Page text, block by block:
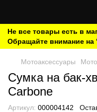
Не все товары есть в
Обращайте внимание на
Мотоаксессуары
Сумка на бак-
Carbone
Артикул: 000004142